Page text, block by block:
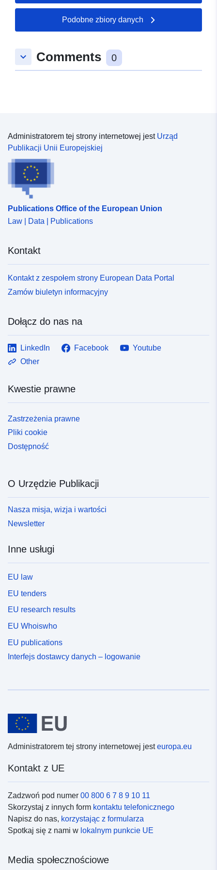
Podobne zbiory danych
keyboard_arrow_down Comments 0
Administratorem tej strony internetowej jest Urząd
Publikacji Unii Europejskiej
Publications Office of the European Union
Law | Data | Publications
Kontakt
Kontakt z zespołem strony European Data Portal
Zamów biuletyn informacyjny
Dołącz do nas na
LinkedIn Facebook
Youtube
Other
Kwestie prawne
Zastrzeżenia prawne
Pliki cookie
Dostępność
O Urzędzie Publikacji
Nasza misja, wizja i wartości
Newsletter
Inne usługi
EU law
EU tenders
EU research results
EU Whoiswho
EU publications
Interfejs dostawcy danych – logowanie
Administratorem tej strony internetowej jesteuropa.eu
Kontakt z UE
Zadzwoń pod numer 00 800 6 7 8 9 10 11
Skorzystaj z innych form kontaktu telefonicznego
Napisz do nas, korzystając z formularza
Spotkaj się z nami w lokalnym punkcie UE
Media społecznościowe